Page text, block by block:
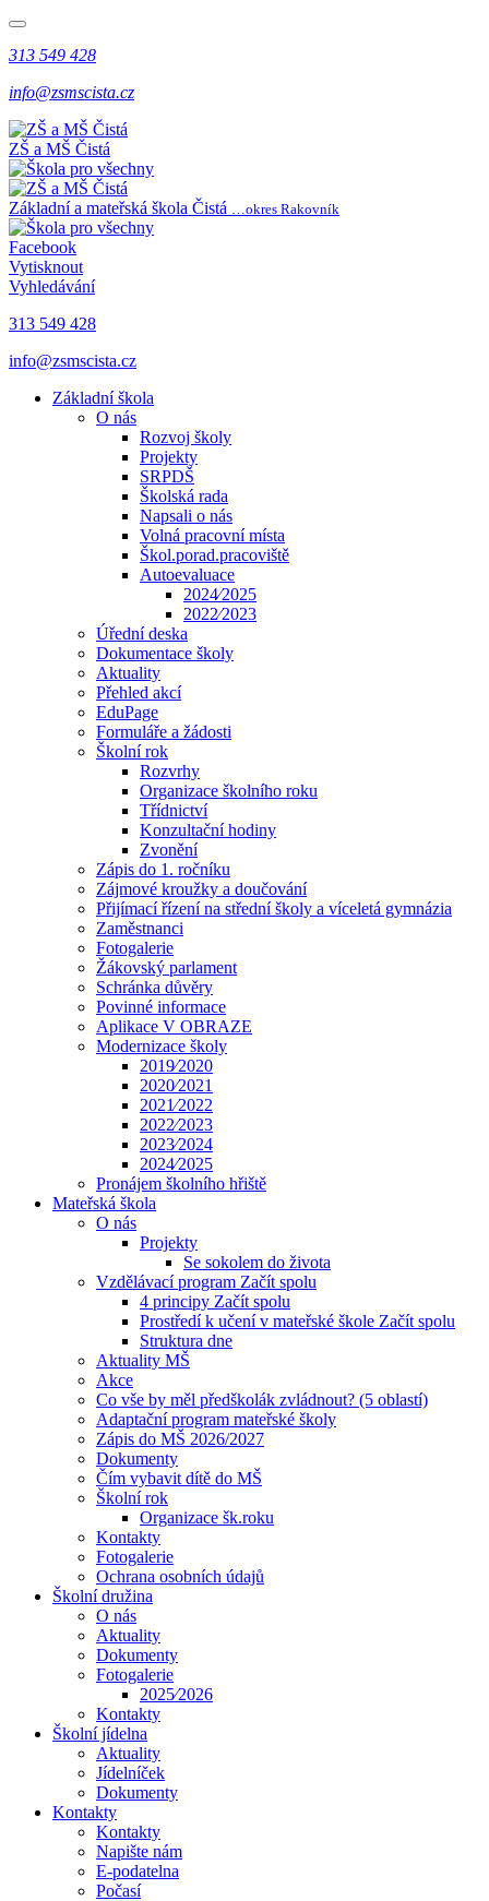
313 549 428
info@zsmscista.cz
ZŠ a MŠ Čistá
Základní a mateřská škola Čistá …okres Rakovník
Facebook
Vytisknout
Vyhledávání
313 549 428
info@zsmscista.cz
Základní škola
O nás
Rozvoj školy
Projekty
SRPDŠ
Školská rada
Napsali o nás
Volná pracovní místa
Škol.porad.pracoviště
Autoevaluace
2024⁄2025
2022⁄2023
Úřední deska
Dokumentace školy
Aktuality
Přehled akcí
EduPage
Formuláře a žádosti
Školní rok
Rozvrhy
Organizace školního roku
Třídnictví
Konzultační hodiny
Zvonění
Zápis do 1. ročníku
Zájmové kroužky a doučování
Přijímací řízení na střední školy a víceletá gymnázia
Zaměstnanci
Fotogalerie
Žákovský parlament
Schránka důvěry
Povinné informace
Aplikace V OBRAZE
Modernizace školy
2019⁄2020
2020⁄2021
2021⁄2022
2022⁄2023
2023⁄2024
2024⁄2025
Pronájem školního hřiště
Mateřská škola
O nás
Projekty
Se sokolem do života
Vzdělávací program Začít spolu
4 principy Začít spolu
Prostředí k učení v mateřské škole Začít spolu
Struktura dne
Aktuality MŠ
Akce
Co vše by měl předškolák zvládnout? (5 oblastí)
Adaptační program mateřské školy
Zápis do MŠ 2026/2027
Dokumenty
Čím vybavit dítě do MŠ
Školní rok
Organizace šk.roku
Kontakty
Fotogalerie
Ochrana osobních údajů
Školní družina
O nás
Aktuality
Dokumenty
Fotogalerie
2025⁄2026
Kontakty
Školní jídelna
Aktuality
Jídelníček
Dokumenty
Kontakty
Kontakty
Napište nám
E-podatelna
Počasí